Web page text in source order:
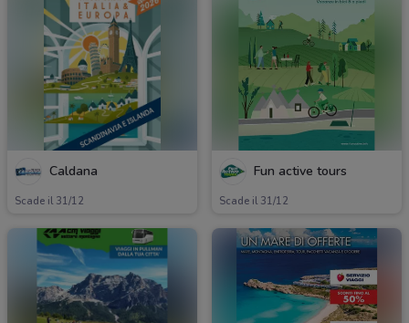
Caldana
Scade il 31/12
Fun active tours
Scade il 31/12